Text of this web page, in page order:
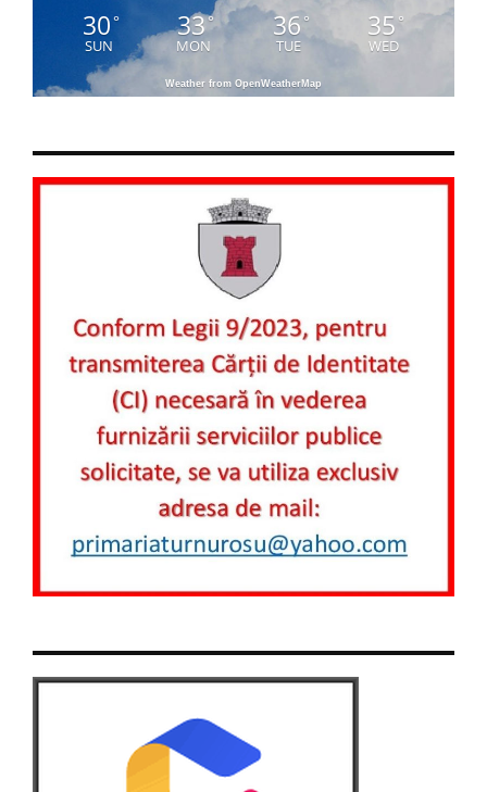
30°
SUN
33°
MON
36 °
TUE
35 °
WED
Weather from OpenWeatherMap